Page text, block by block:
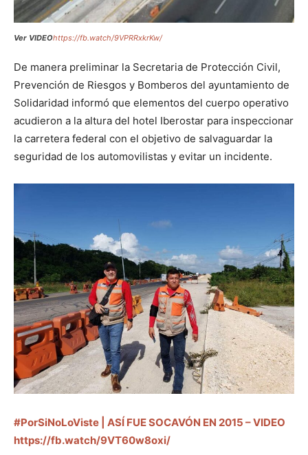
Ver VIDEOhttps://fb.watch/9VPRRxkrKw/
De manera preliminar la Secretaria de Protección Civil,
Prevención de Riesgos y Bomberos del ayuntamiento de
Solidaridad informó que elementos del cuerpo operativo
acudieron a la altura del hotel Iberostar para inspeccionar
la carretera federal con el objetivo de salvaguardar la
seguridad de los automovilistas y evitar un incidente.
#PorSiNoLoViste | ASÍ FUE SOCAVÓN EN 2015 – VIDEO
https://fb.watch/9VT60w8oxi/